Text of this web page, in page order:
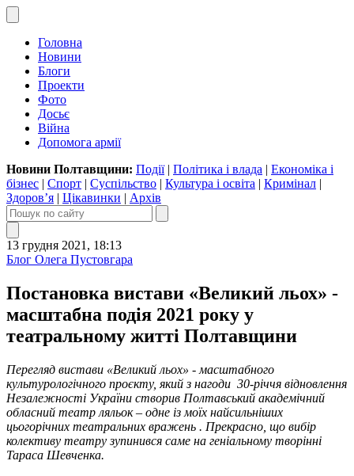
Головна
Новини
Блоги
Проекти
Фото
Досьє
Війна
Допомога армії
Новини Полтавщини: Події| Політика і влада | Економіка і
бізнес | Спорт | Суспільство | Культура і освіта | Кримінал |
Здоров’я | Цікавинки | Архів
13 грудня 2021, 18:13
Блог Олега Пустовгара
Постановка вистави «Великий льох» -
масштабна подія 2021 року у
театральному житті Полтавщини
Перегляд вистави «Великий льох» - масштабного
культурологічного проєкту, який з нагоди 30-річчя відновлення
Незалежності України створив Полтавський академічний
обласний театр ляльок – одне із моїх найсильніших
цьогорічних театральних вражень . Прекрасно, що вибір
колективу театру зупинився саме на геніальному творінні
Тараса Шевченка.